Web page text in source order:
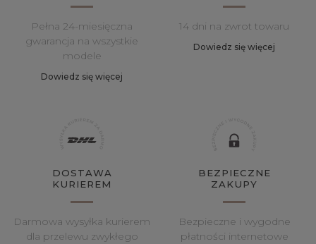
Pełna 24-miesięczna
gwarancja na wszystkie
modele
Dowiedz się więcej
14 dni na zwrot towaru
Dowiedz się więcej
DOSTAWA
KURIEREM
Darmowa wysyłka kurierem
dla przelewu zwykłego
BEZPIECZNE
ZAKUPY
Bezpieczne i wygodne
płatności internetowe